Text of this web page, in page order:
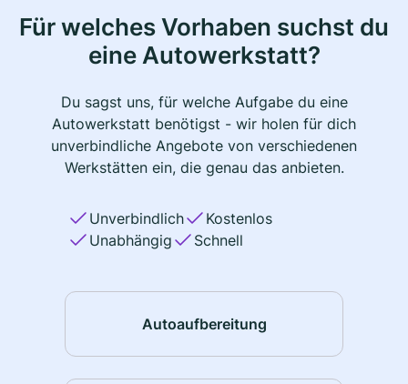
Für welches Vorhaben suchst du
eine Autowerkstatt?
Du sagst uns, für welche Aufgabe du eine
Autowerkstatt benötigst - wir holen für dich
unverbindliche Angebote von verschiedenen
Werkstätten ein, die genau das anbieten.
Unverbindlich
Kostenlos
Unabhängig
Schnell
Autoaufbereitung